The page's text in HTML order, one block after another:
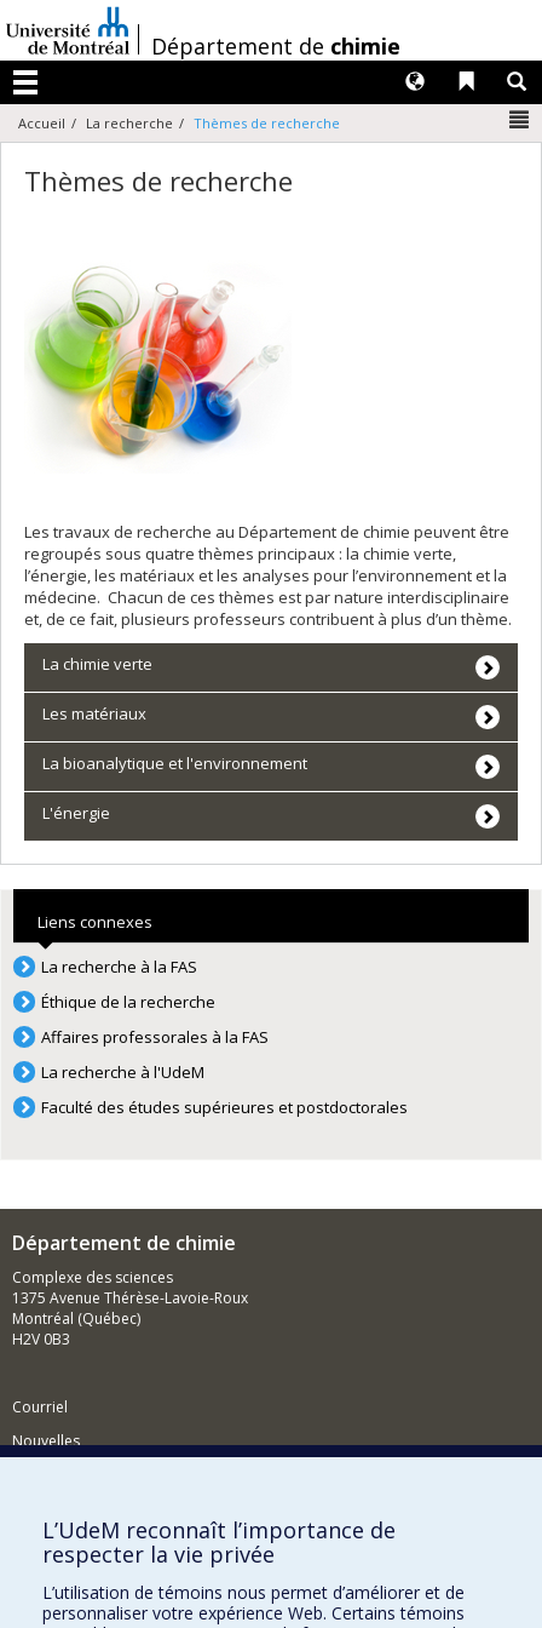
au
contenu
/Département de chimie
Menu
Liens
Langues
Accueil La recherche Thèmes de recherche
Thèmes de recherche
Les travaux de recherche au Département de chimie peuvent être
regroupés sous quatre thèmes principaux : la chimie verte,
l’énergie, les matériaux et les analyses pour l’environnement et la
médecine. Chacun de ces thèmes est par nature interdisciplinaire
et, de ce fait, plusieurs professeurs contribuent à plus d’un thème.
La chimie verte
Les matériaux
La bioanalytique et l'environnement
L'énergie
Liens connexes
La recherche à la FAS
Éthique de la recherche
Affaires professorales à la FAS
La recherche à l'UdeM
Faculté des études supérieures et postdoctorales
Département de chimie
Complexe des sciences
1375 Avenue Thérèse-Lavoie-Roux
Montréal (Québec)
H2V 0B3
Courriel
Nouvelles
Comment soutenir le Département?
BESOIN D'AIDE?
Plan du site
L’UdeM reconnaît l’importance de
respecter la vie privée
L’utilisation de témoins nous permet d’améliorer et de
personnaliser votre expérience Web. Certains témoins